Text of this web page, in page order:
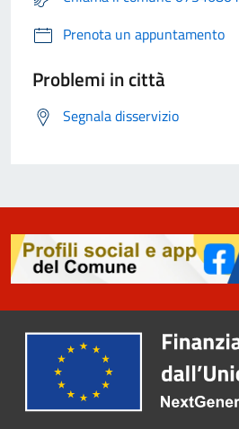
Prenota un appuntamento
Problemi in città
Segnala disservizio